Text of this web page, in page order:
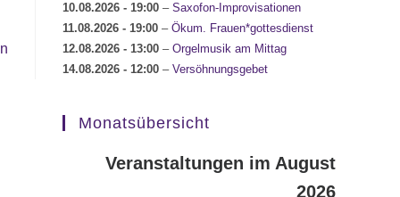
10.08.2026 - 19:00 – Saxofon-Improvisationen
11.08.2026 - 19:00 – Ökum. Frauen*gottesdienst
12.08.2026 - 13:00 – Orgelmusik am Mittag
14.08.2026 - 12:00 – Versöhnungsgebet
Monatsübersicht
Veranstaltungen im August
2026